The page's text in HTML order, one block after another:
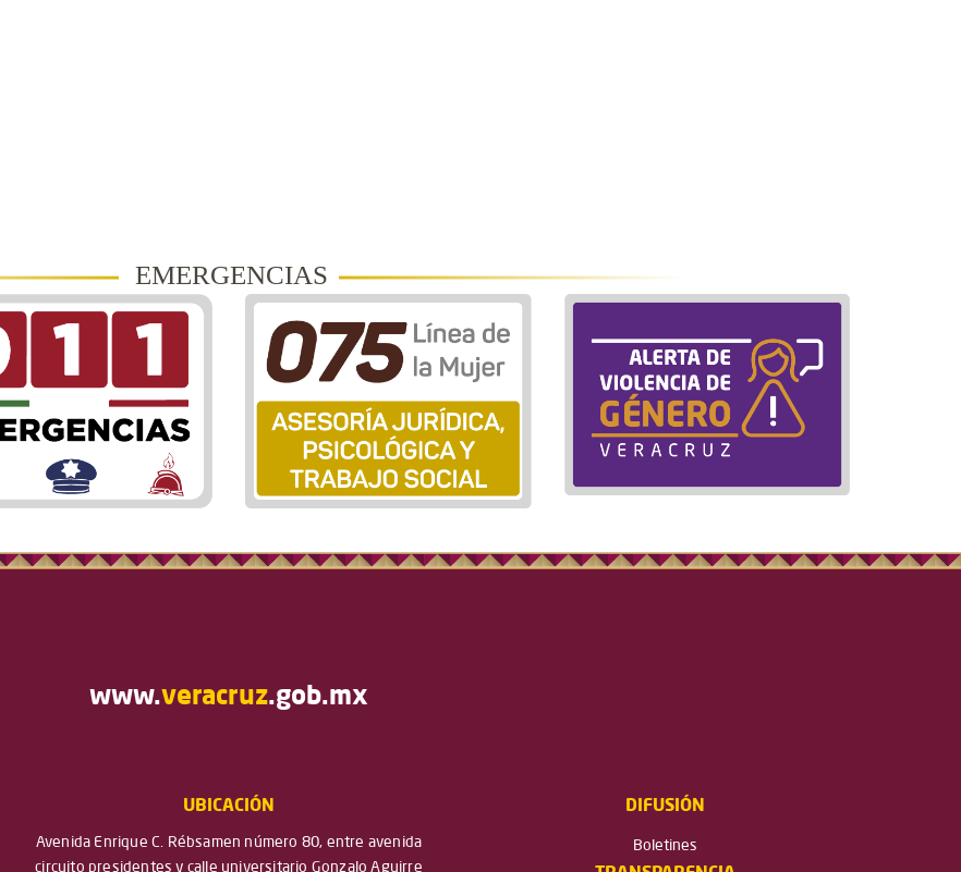
EMERGENCIAS
www.veracruz.gob.mx
UBICACIÓN
Avenida Enrique C. Rébsamen número 80, entre avenida
circuito presidentes y calle universitario Gonzalo Aguirre
DIFUSIÓN
Boletines